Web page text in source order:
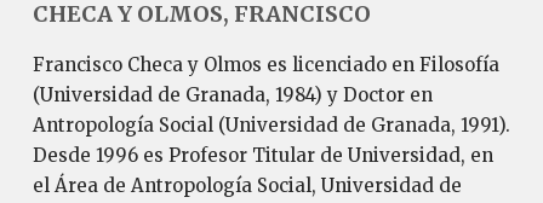
CHECA Y OLMOS, FRANCISCO
Francisco Checa y Olmos es licenciado en Filosofía
(Universidad de Granada, 1984) y Doctor en
Antropología Social (Universidad de Granada, 1991).
Desde 1996 es Profesor Titular de Universidad, en
el Área de Antropología Social, Universidad de